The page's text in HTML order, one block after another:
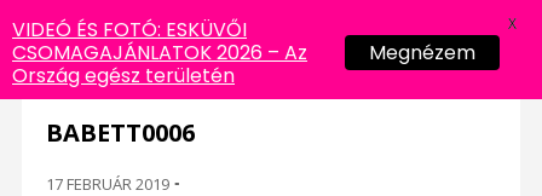
BABETT0006
17 FEBRUÁR 2019 -
VIDEÓ ÉS FOTÓ: ESKÜVŐI
CSOMAGAJÁNLATOK 2026 – Az
Ország egész területén
Megnézem
X